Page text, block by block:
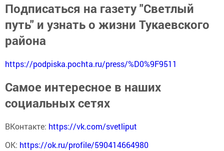
Подписаться на газету "Светлый
путь" и узнать о жизни Тукаевского
района
https://podpiska.pochta.ru/press/%D0%9F9511
Самое интересное в наших
социальных сетях
ВКонтакте: https://vk.com/svetliput
ОК: https://ok.ru/profile/590414664980